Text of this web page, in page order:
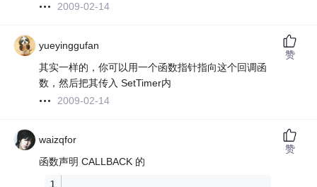
2009-02-14
yueyinggufan
其实一样的，你可以用一个函数指针指向这个回调函
数，然后把其传入 SetTimer内
2009-02-14
赞
waizqfor
函数声明 CALLBACK 的
赞